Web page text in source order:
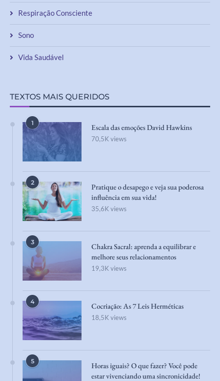
Respiração Consciente
Sono
Vida Saudável
TEXTOS MAIS QUERIDOS
1 Escala das emoções David Hawkins
70,5K views
2
Pratique o desapego e veja sua poderosa
influência em sua vida!
35,6K views
3
Chakra Sacral: aprenda a equilibrar e
melhore seus relacionamentos
19,3K views
4 Cocriação: As 7 Leis Herméticas
18,5K views
5
Horas iguais? O que fazer? Você pode
estar vivenciando uma sincronicidade!